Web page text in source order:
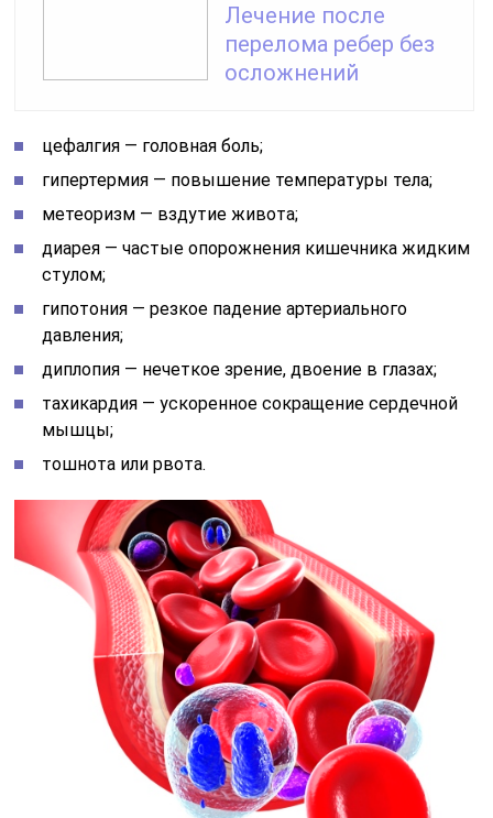
Лечение после
перелома ребер без
осложнений
цефалгия — головная боль;
гипертермия — повышение температуры тела;
метеоризм — вздутие живота;
диарея — частые опорожнения кишечника жидким
стулом;
гипотония — резкое падение артериального
давления;
диплопия — нечеткое зрение, двоение в глазах;
тахикардия — ускоренное сокращение сердечной
мышцы;
тошнота или рвота.